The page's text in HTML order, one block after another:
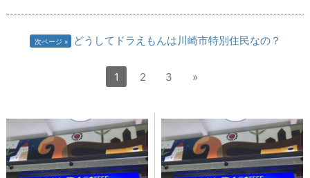
次ページ どうしてドラえもんは川崎市特別住民なの？
1 2 3 »